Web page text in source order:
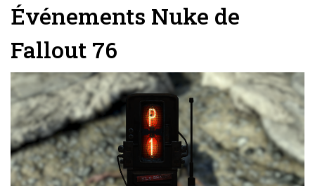
Événements Nuke de
Fallout 76